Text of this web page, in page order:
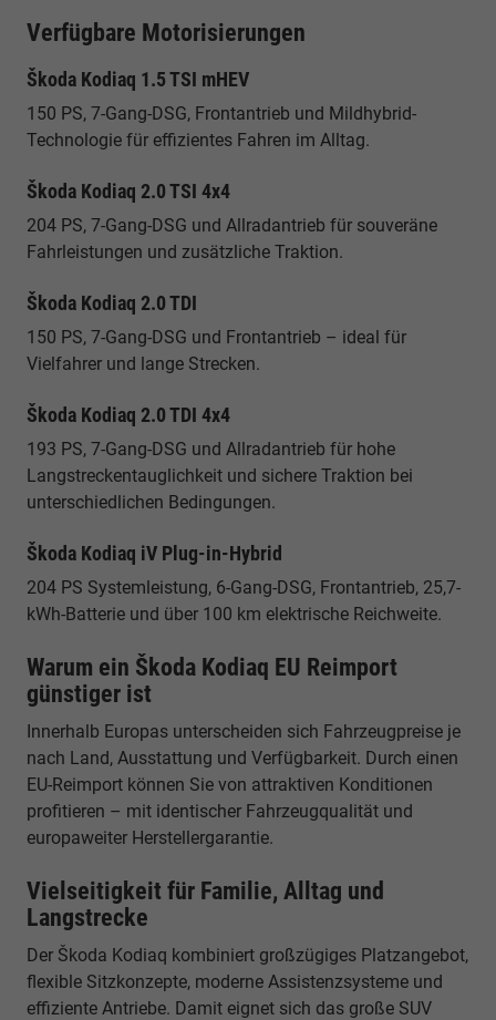
Verfügbare Motorisierungen
Škoda Kodiaq 1.5 TSI mHEV
150 PS, 7-Gang-DSG, Frontantrieb und Mildhybrid-
Technologie für effizientes Fahren im Alltag.
Škoda Kodiaq 2.0 TSI 4x4
204 PS, 7-Gang-DSG und Allradantrieb für souveräne
Fahrleistungen und zusätzliche Traktion.
Škoda Kodiaq 2.0 TDI
150 PS, 7-Gang-DSG und Frontantrieb – ideal für
Vielfahrer und lange Strecken.
Škoda Kodiaq 2.0 TDI 4x4
193 PS, 7-Gang-DSG und Allradantrieb für hohe
Langstreckentauglichkeit und sichere Traktion bei
unterschiedlichen Bedingungen.
Škoda Kodiaq iV Plug-in-Hybrid
204 PS Systemleistung, 6-Gang-DSG, Frontantrieb, 25,7-
kWh-Batterie und über 100 km elektrische Reichweite.
Warum ein Škoda Kodiaq EU Reimport
günstiger ist
Innerhalb Europas unterscheiden sich Fahrzeugpreise je
nach Land, Ausstattung und Verfügbarkeit. Durch einen
EU-Reimport können Sie von attraktiven Konditionen
profitieren – mit identischer Fahrzeugqualität und
europaweiter Herstellergarantie.
Vielseitigkeit für Familie, Alltag und
Langstrecke
Der Škoda Kodiaq kombiniert großzügiges Platzangebot,
flexible Sitzkonzepte, moderne Assistenzsysteme und
effiziente Antriebe. Damit eignet sich das große SUV